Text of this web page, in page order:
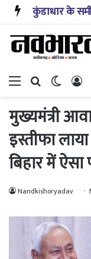
Menu Search for
Switch
मुख्यमंत्री
इस्तीफा
बिहार में ऐसा
Nandkishoryadav